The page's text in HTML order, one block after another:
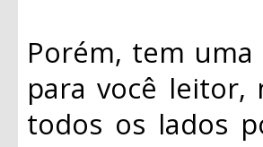
Porém, tem
para você leitor,
todos os lados